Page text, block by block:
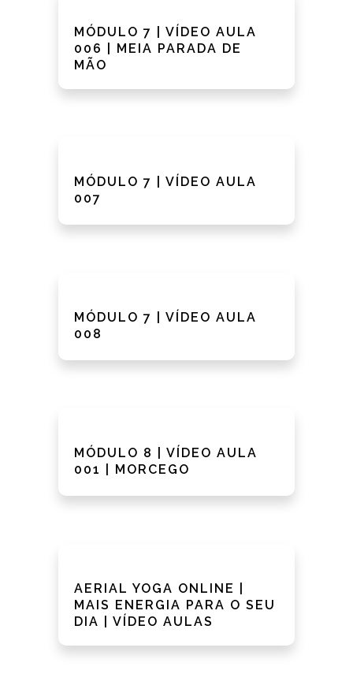
MÓDULO 7 | VÍDEO AULA
006 | MEIA PARADA DE
MÃO
MÓDULO 7 | VÍDEO AULA
007
MÓDULO 7 | VÍDEO AULA
008
MÓDULO 8 | VÍDEO AULA
001 | MORCEGO
AERIAL YOGA ONLINE |
MAIS ENERGIA PARA O SEU
DIA | VÍDEO AULAS